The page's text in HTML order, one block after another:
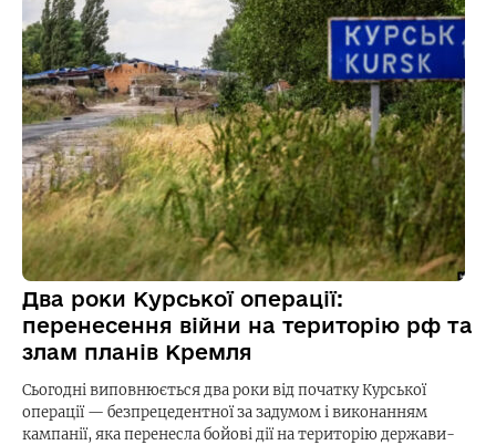
Два роки Курської операції:
перенесення війни на територію рф та
злам планів Кремля
Сьогодні виповнюється два роки від початку Курської
операції — безпрецедентної за задумом і виконанням
кампанії, яка перенесла бойові дії на територію держави-